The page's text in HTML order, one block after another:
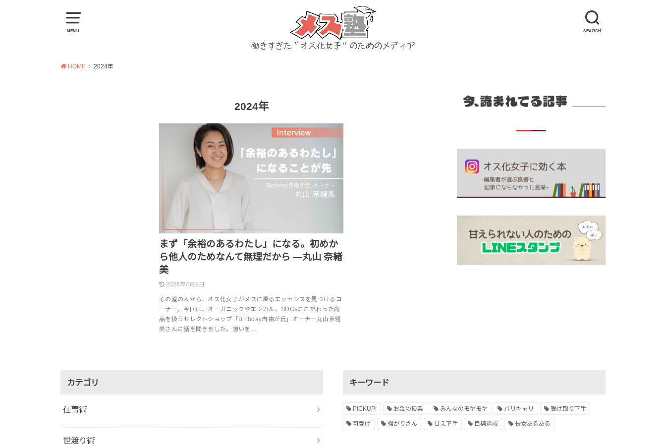
MENU SEARCH
HOME 2024年
2024年
まず「余裕のあるわたし」になる。初めか
ら他人のためなんて無理だから ―丸山 奈緒
美
2026年4月8日
その道の人から、オス化女子がメスに戻るエッセンスを見つけるコ
ーナー。今回は、オーガニックやエシカル、SDGsにこだわった商
品を扱うセレクトショップ「Birthday自由が丘」オーナー丸山奈緒
美さんに話を聞きました。想いを…
カテゴリ
仕事術
世渡り術
キーワード
PICKUP! お金の授業 みんなのモヤモヤ バリキャリ 受け取り下手
可愛げ 強がりさん 甘え下手 目標達成 長女あるある